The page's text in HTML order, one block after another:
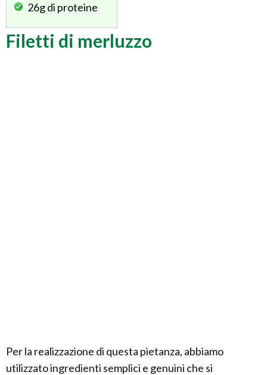
26gdi proteine
Filetti di merluzzo
Per la realizzazione di questa pietanza, abbiamo
utilizzato ingredienti semplici e genuini che si